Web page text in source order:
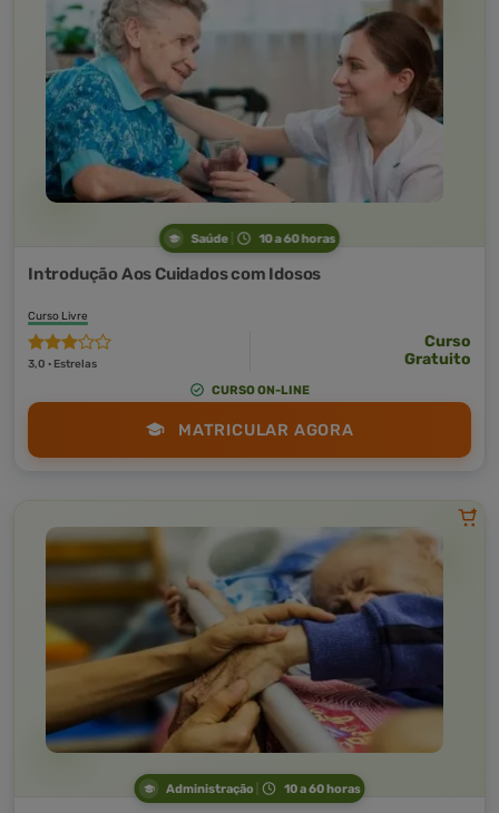
Saúde 10 a 60 horas
Introdução Aos Cuidados com Idosos
Curso Livre
3,0 · Estrelas
Curso
Gratuito
CURSO ON-LINE
MATRICULAR AGORA
Administração 10 a 60 horas